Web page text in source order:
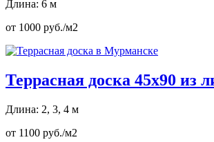
Длина: 6 м
от 1000 руб./м2
Террасная доска 45х90 из
Длина: 2, 3, 4 м
от 1100 руб./м2